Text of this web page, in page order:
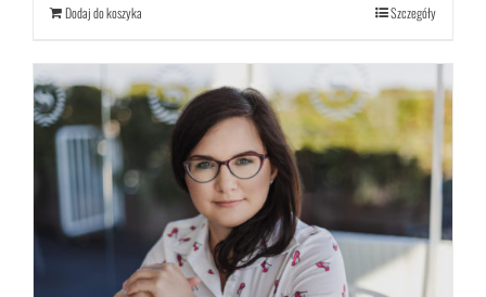
Dodaj do koszyka Szczegóły